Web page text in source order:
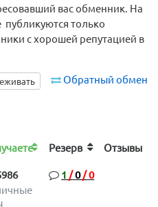
вас обменник. На
только
с хорошей репутацией в
Обратный обмен
Резерв Отзывы
1/0/0